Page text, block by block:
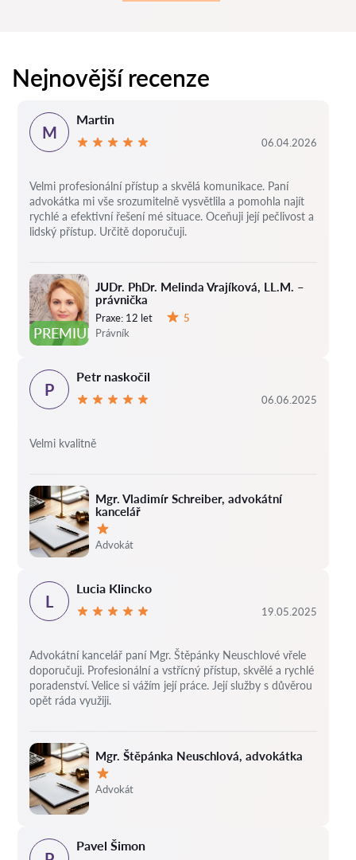
Nejnovější recenze
PREMIUM
JUDr. PhDr. Melinda Vrajíková, LL.M. –
právnička
Praxe: 12 let
5
Právník
M
Martin
06.04.2026
Velmi profesionální přístup a skvělá komunikace. Paní
advokátka mi vše srozumitelně vysvětlila a pomohla najít
rychlé a efektivní řešení mé situace. Oceňuji její pečlivost a
lidský přístup. Určitě doporučuji.
Mgr. Vladimír Schreiber, advokátní
kancelář
Hodnocení:
Advokát
P
Petr naskočil
06.06.2025
Velmi kvalitně
Mgr. Štěpánka Neuschlová, advokátka
Hodnocení:
Advokát
L
Lucia Klincko
19.05.2025
Advokátní kancelář paní Mgr. Štěpánky Neuschlové vřele
doporučuji. Profesionální a vstřícný přístup, skvělé a rychlé
poradenství. Velice si vážím její práce. Její služby s důvěrou
opět ráda využiji.
Pavel Šimon